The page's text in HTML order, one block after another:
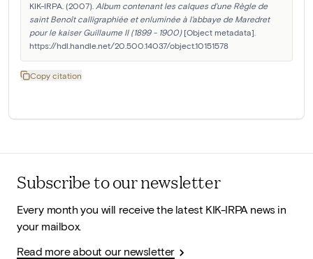
KIK-IRPA. (2007). Album contenant les calques d'une Règle de
saint Benoît calligraphiée et enluminée à l'abbaye de Maredret
pour le kaiser Guillaume II (1899 - 1900) [Object metadata].
https://hdl.handle.net/20.500.14037/object.10151578
Copy citation
Subscribe to our newsletter
Every month you will receive the latest KIK-IRPA news in
your mailbox.
Read more about our newsletter